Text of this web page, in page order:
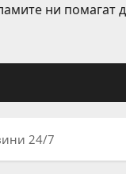
ни помагат
24/7